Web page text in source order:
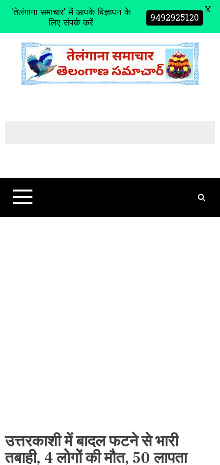
t
उत्तरकाशी में बादल फटने से भारी
तबाही, 4 लोगों की मौत, 50 लापता
'तेलंगाना समाचार' में आपके विज्ञापन के
लिए संपर्क करें 9492925120 X